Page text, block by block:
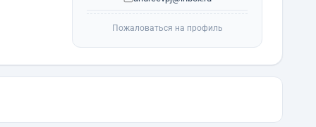
Пожаловаться на профиль